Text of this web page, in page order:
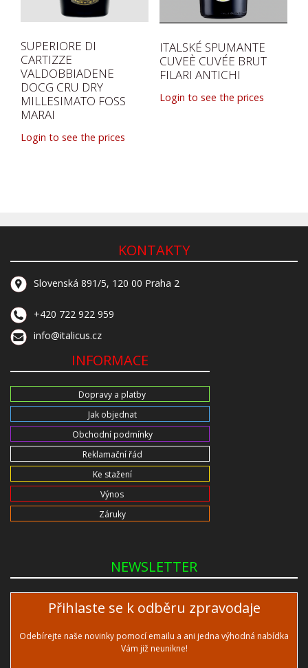
SUPERIORE DI
CARTIZZE
VALDOBBIADENE
DOCG CRU DRY
MILLESIMATO FOSS
MARAI
Login to see the prices
ITALSKÉ SPUMANTE
CUVEÈ CUVÉE BRUT
FILARI ANTICHI
Login to see the prices
KONTAKTY
Slovenská 891/5, 120 00 Praha 2
+420 722 922 959
info@italicus.cz
INFORMACE
Dopravy a platby
Jak objednat
Obchodní podmínky
Reklamační řád
Ke stažení
Výnos
Záruky
NEWSLETTER
Přihlaste se k odběru zpravodaje
Odebírejte naše novinky pomocí emailu a ani jedna výhodná nabídka
Vám již neunikne!